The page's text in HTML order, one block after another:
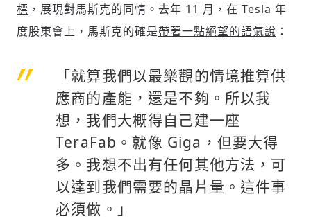
標 ，展現對馬斯克的同情。去年 11 月，在 Tesla 年
度股東會上，馬斯克的確是帶著一點絕望的語氣說 ：
「就算我們以最樂觀的情境推算供
應商的產能，還是不夠。所以我
想，我們大概得自己建一座
TeraFab。就像 Giga，但要大得
多。我想不出有任何其他方法，可
以達到我們需要的晶片量。這件事
必須做。」